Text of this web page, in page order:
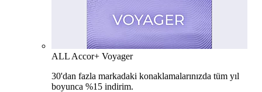
ALL Accor+ Voyager
30'dan fazla markadaki konaklamalarınızda tüm yıl
boyunca %15 indirim.